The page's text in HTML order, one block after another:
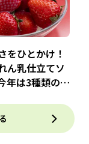
をひとかけ！
ん乳仕立てソ
年は3種類の